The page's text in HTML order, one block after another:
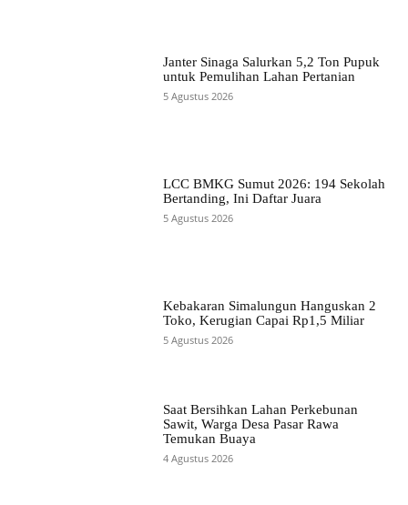
Janter Sinaga Salurkan 5,2 Ton Pupuk
untuk Pemulihan Lahan Pertanian
5 Agustus 2026
LCC BMKG Sumut 2026: 194 Sekolah
Bertanding, Ini Daftar Juara
5 Agustus 2026
Kebakaran Simalungun Hanguskan 2
Toko, Kerugian Capai Rp1,5 Miliar
5 Agustus 2026
Saat Bersihkan Lahan Perkebunan
Sawit, Warga Desa Pasar Rawa
Temukan Buaya
4 Agustus 2026